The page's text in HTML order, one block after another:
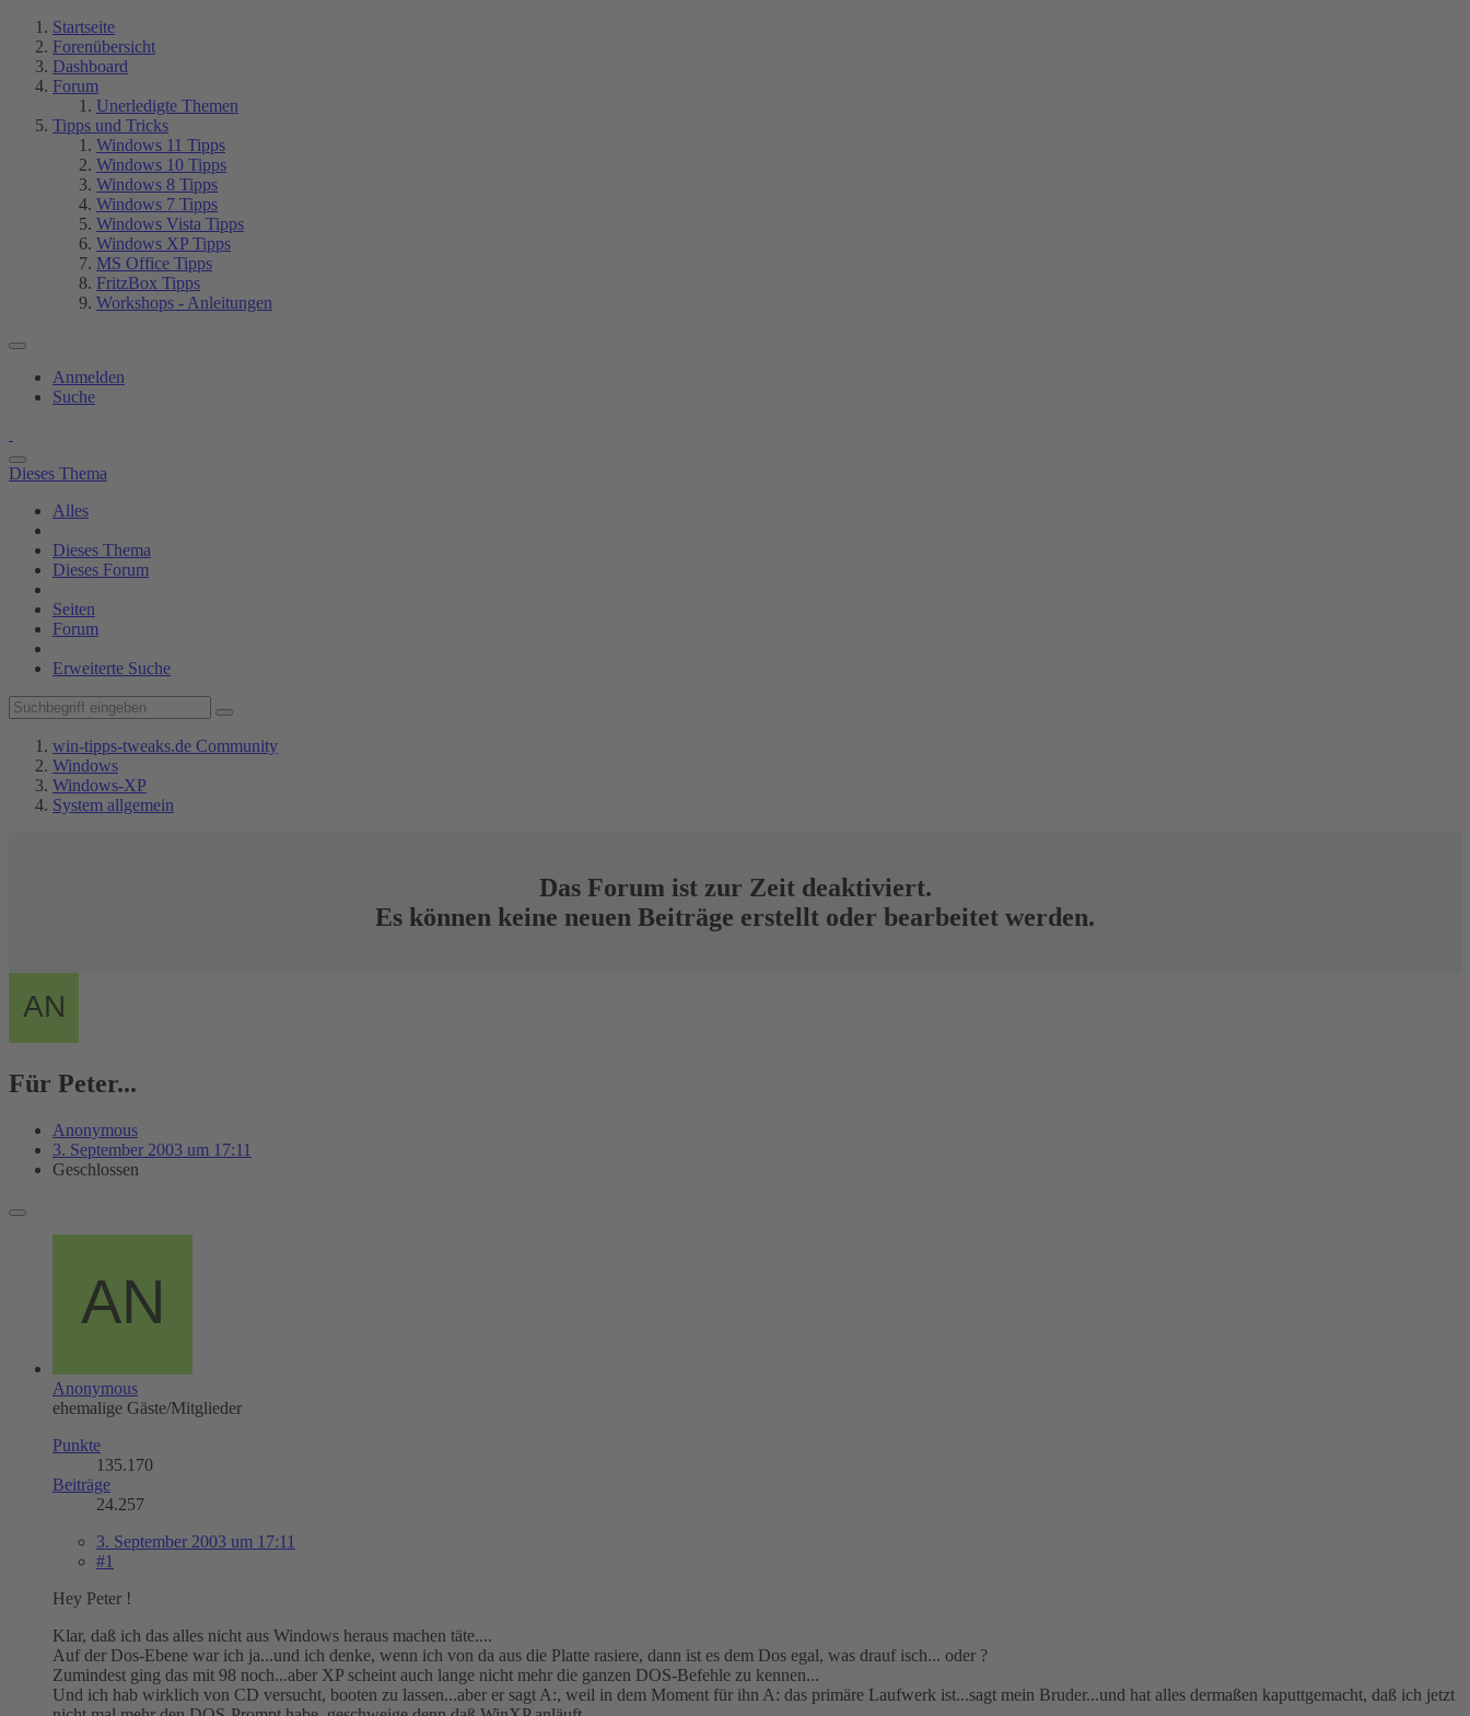
Startseite
Forenübersicht
Dashboard
Forum
Unerledigte Themen
Tipps und Tricks
Windows 11 Tipps
Windows 10 Tipps
Windows 8 Tipps
Windows 7 Tipps
Windows Vista Tipps
Windows XP Tipps
MS Office Tipps
FritzBox Tipps
Workshops - Anleitungen
Anmelden
Suche
Dieses Thema
Alles
Dieses Thema
Dieses Forum
Seiten
Forum
Erweiterte Suche
win-tipps-tweaks.de Community
Windows
Windows-XP
System allgemein
Das Forum ist zur Zeit deaktiviert.
Es können keine neuen Beiträge erstellt oder bearbeitet werden.
Für Peter...
Anonymous
3. September 2003 um 17:11
Geschlossen
Anonymous
ehemalige Gäste/Mitglieder
Punkte
135.170
Beiträge
24.257
3. September 2003 um 17:11
#1
Hey Peter !
Klar, daß ich das alles nicht aus Windows heraus machen täte....
Auf der Dos-Ebene war ich ja...und ich denke, wenn ich von da aus die Platte rasiere, dann ist es dem Dos egal, was drauf isch... oder ?
Zumindest ging das mit 98 noch...aber XP scheint auch lange nicht mehr die ganzen DOS-Befehle zu kennen...
Und ich hab wirklich von CD versucht, booten zu lassen...aber er sagt A:, weil in dem Moment für ihn A: das primäre Laufwerk ist...sagt mein Bruder...und hat alles dermaßen kaputtgemacht, daß ich jetzt